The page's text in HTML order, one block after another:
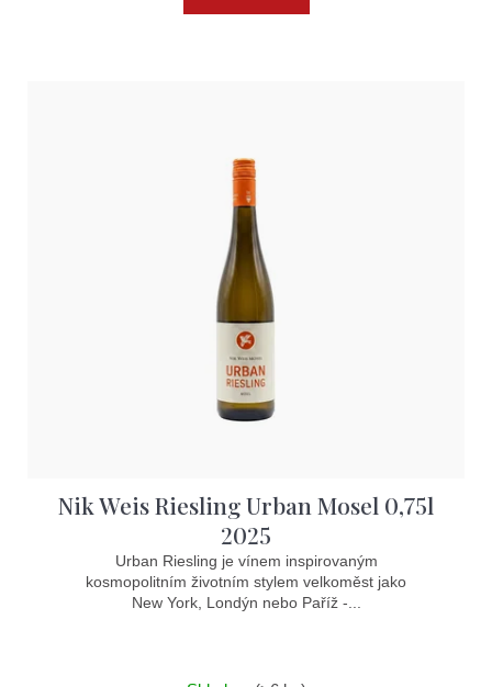
Nik Weis Riesling Urban Mosel 0,75l
2025
Urban Riesling je vínem inspirovaným
kosmopolitním životním stylem velkoměst jako
New York, Londýn nebo Paříž -...